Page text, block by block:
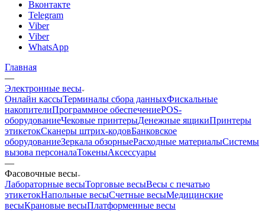
Вконтакте
Telegram
Viber
Viber
WhatsApp
Главная
—
Электронные весы
Онлайн кассыТерминалы сбора данныхФискальные
накопителиПрограммное обеспечениеPOS-
оборудованиеЧековые принтерыДенежные ящикиПринтеры
этикетокСканеры штрих-кодовБанковское
оборудованиеЗеркала обзорныеРасходные материалыСистемы
вызова персоналаТокеныАксессуары
—
Фасовочные весы
Лабораторные весыТорговые весыВесы с печатью
этикетокНапольные весыСчетные весыМедицинские
весыКрановые весыПлатформенные весы